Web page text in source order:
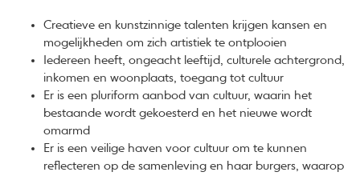
Creatieve en kunstzinnige talenten krijgen kansen en
mogelijkheden om zich artistiek te ontplooien
Iedereen heeft, ongeacht leeftijd, culturele achtergrond,
inkomen en woonplaats, toegang tot cultuur
Er is een pluriform aanbod van cultuur, waarin het
bestaande wordt gekoesterd en het nieuwe wordt
omarmd
Er is een veilige haven voor cultuur om te kunnen
reflecteren op de samenleving en haar burgers, waarop